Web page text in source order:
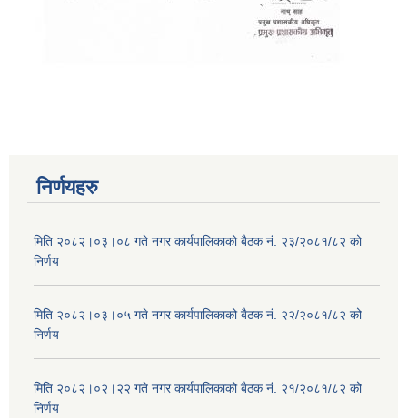
निर्णयहरु
मिति २०८२।०३।०८ गते नगर कार्यपालिकाको बैठक नं. २३/२०८१/८२ को
निर्णय
मिति २०८२।०३।०५ गते नगर कार्यपालिकाको बैठक नं. २२/२०८१/८२ को
निर्णय
मिति २०८२।०२।२२ गते नगर कार्यपालिकाको बैठक नं. २१/२०८१/८२ को
निर्णय